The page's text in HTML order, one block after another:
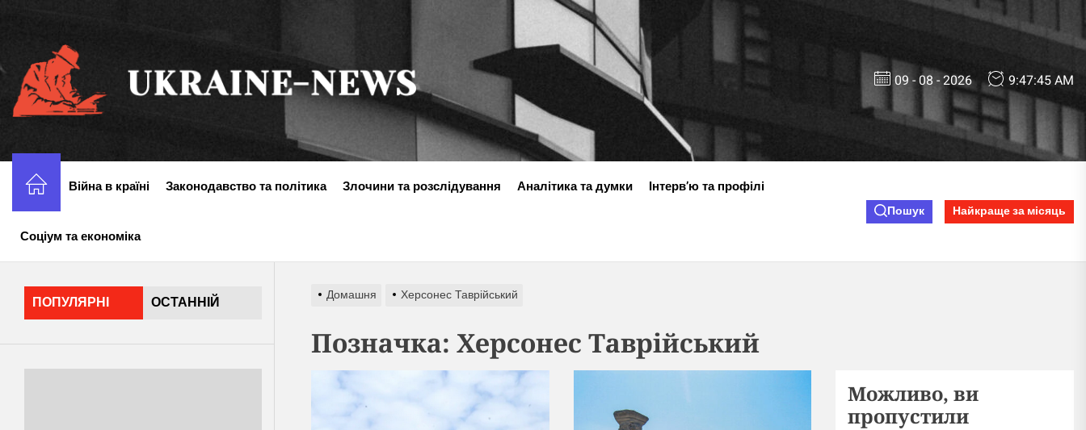
ukraine-
news.in.ua
09 - 08 - 2026 9:47:46 AM
Війна в країні Законодавство та політика Злочини та розслідування Аналітика та думки Інтерв’ю та профілі
Соціум та економіка
Пошук Найкраще за місяць
ПОПУЛЯРНІ ОСТАННІЙ Домашня Херсонес Таврійський
Позначка: Херсонес Таврійський
Можливо, ви
пропустили